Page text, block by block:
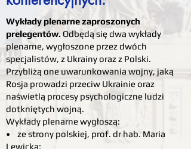
Wykłady plenarne zaproszonych
prelegentów. Odbędą się dwa wykłady
plenarne, wygłoszone przez dwóch
specjalistów, z Ukrainy oraz z Polski.
Przybliżą one uwarunkowania wojny, jaką
Rosja prowadzi przeciw Ukrainie oraz
naświetlą procesy psychologiczne ludzi
dotkniętych wojną.
Wykłady plenarne wygłoszą:
• ze strony polskiej, prof. dr hab. Maria
Lewicka;